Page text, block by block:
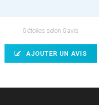
0 étoiles selon 0 avis
AJOUTER UN AVIS